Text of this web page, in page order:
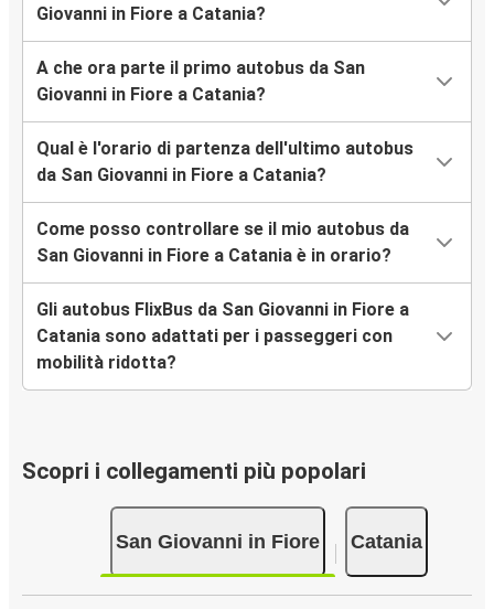
Giovanni in Fiore a Catania?
A che ora parte il primo autobus da San
Giovanni in Fiore a Catania?
Qual è l'orario di partenza dell'ultimo autobus
da San Giovanni in Fiore a Catania?
Come posso controllare se il mio autobus da
San Giovanni in Fiore a Catania è in orario?
Gli autobus FlixBus da San Giovanni in Fiore a
Catania sono adattati per i passeggeri con
mobilità ridotta?
Scopri i collegamenti più popolari
San Giovanni in Fiore Catania